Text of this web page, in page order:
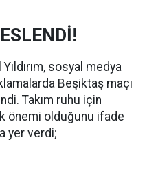
sosyal medya
Beşiktaş maçı
Takım ruhu için
önemi olduğunu ifade
yer verdi;